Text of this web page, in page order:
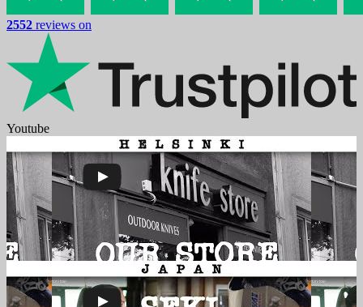
2552 reviews on
Youtube